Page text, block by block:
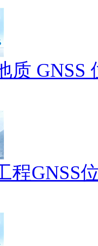
质 GNSS
程GNSS